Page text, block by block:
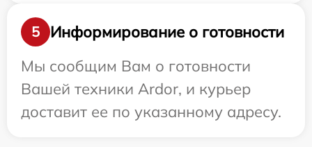
5
Информирование о готовности
Мы сообщим Вам о готовности
Вашей техники Ardor, и курьер
доставит ее по указанному адресу.